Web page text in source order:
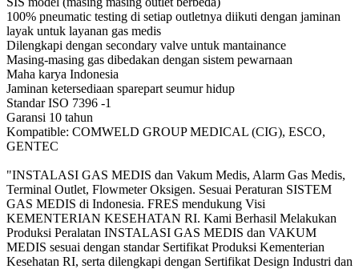
100% pneumatic testing di setiap outletnya diikuti dengan jaminan
layak untuk layanan gas medis
Dilengkapi dengan secondary valve untuk mantainance
Masing-masing gas dibedakan dengan sistem pewarnaan
Maha karya Indonesia
Jaminan ketersediaan sparepart seumur hidup
Standar ISO 7396 -1
Garansi 10 tahun
Kompatible: COMWELD GROUP MEDICAL (CIG), ESCO,
GENTEC
"INSTALASI GAS MEDIS dan Vakum Medis, Alarm Gas Medis,
Terminal Outlet, Flowmeter Oksigen. Sesuai Peraturan SISTEM
GAS MEDIS di Indonesia. FRES mendukung Visi
KEMENTERIAN KESEHATAN RI. Kami Berhasil Melakukan
Produksi Peralatan INSTALASI GAS MEDIS dan VAKUM
MEDIS sesuai dengan standar Sertifikat Produksi Kementerian
Kesehatan RI, serta dilengkapi dengan Sertifikat Design Industri dan